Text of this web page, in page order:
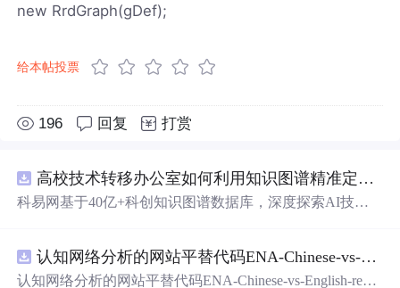
new RrdGraph(gDef);
给本帖投票
196 回复 打赏
高校技术转移办公室如何利用知识图谱精准定位产业需求与技术适配点？.docx
科易网基于40亿+科创知识图谱数据库，深度探索AI技术
新领域的AI+数智化解决方案，推动科技创新与产业创新
智能化发展。
认知网络分析的网站平替代码ENA-Chinese-vs-English-reproducible.zip
认知网络分析的网站平替代码ENA-Chinese-vs-English-repro